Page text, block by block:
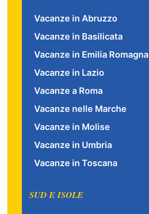
Vacanze in Abruzzo
Vacanze in Basilicata
Vacanze in Emilia Romagna
Vacanze in Lazio
Vacanze a Roma
Vacanze nelle Marche
Vacanze in Molise
Vacanze in Umbria
Vacanze in Toscana
SUD E ISOLE